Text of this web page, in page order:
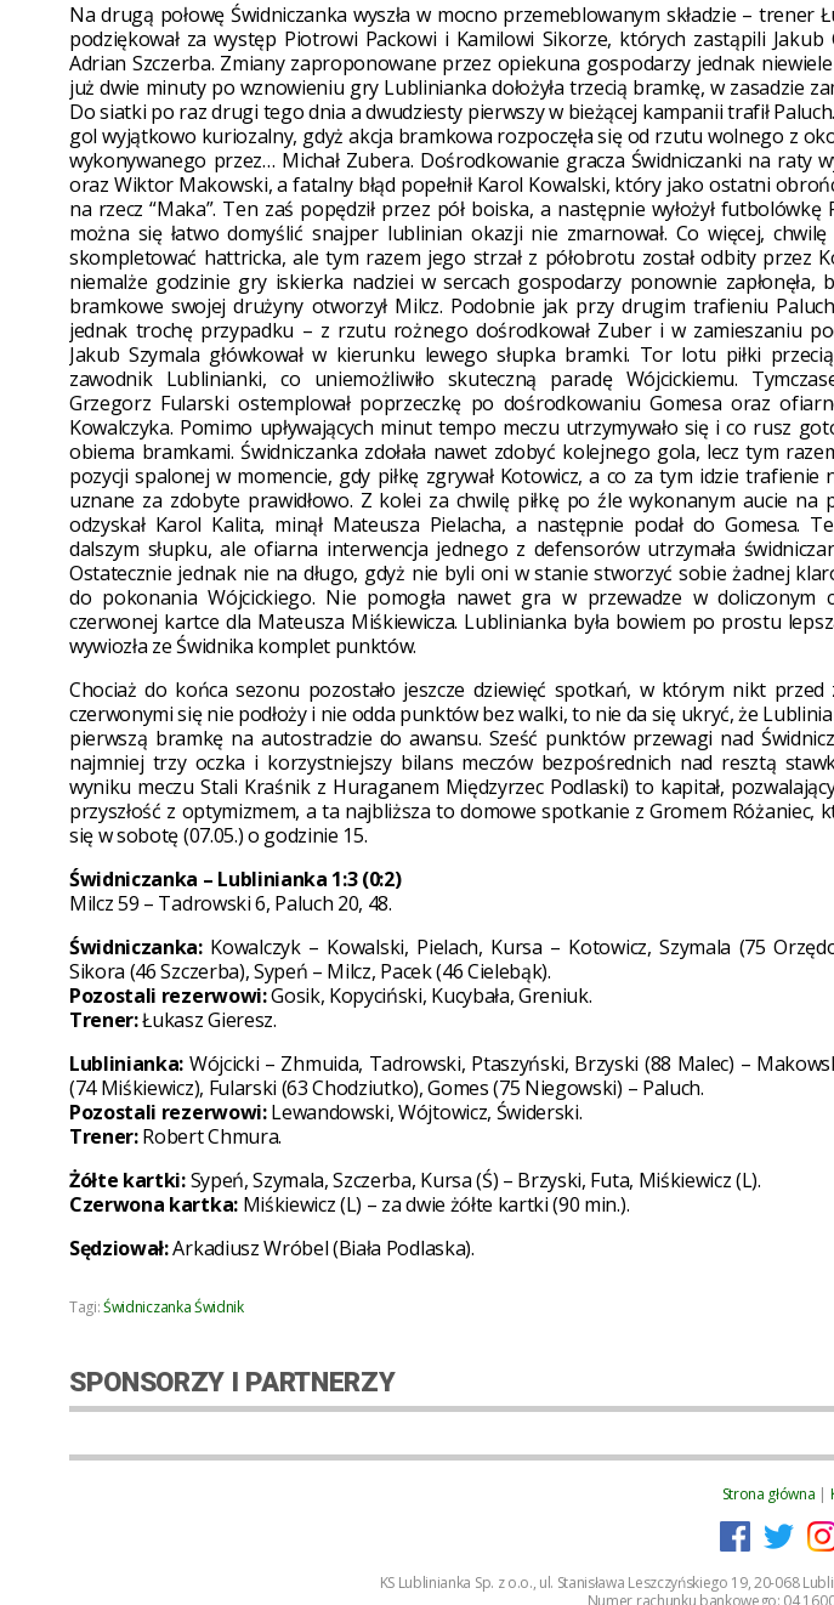
Na drugą połowę Świdniczanka wyszła w mocno przemeblowanym składzie – trener
podziękował za występ Piotrowi Packowi i Kamilowi Sikorze, których zastąpili Jakub
Adrian Szczerba. Zmiany zaproponowane przez opiekuna gospodarzy jednak niewiele
już dwie minuty po wznowieniu gry Lublinianka dołożyła trzecią bramkę, w zasadzie
Do siatki po raz drugi tego dnia a dwudziesty pierwszy w bieżącej kampanii trafił
gol wyjątkowo kuriozalny, gdyż akcja bramkowa rozpoczęła się od rzutu wolnego z
wykonywanego przez… Michał Zubera. Dośrodkowanie gracza Świdniczanki na raty
oraz Wiktor Makowski, a fatalny błąd popełnił Karol Kowalski, który jako ostatni
na rzecz “Maka”. Ten zaś popędził przez pół boiska, a następnie wyłożył futbolówkę
można się łatwo domyślić snajper lublinian okazji nie zmarnował. Co więcej, chwilę
skompletować hattricka, ale tym razem jego strzał z półobrotu został odbity przez
niemalże godzinie gry iskierka nadziei w sercach gospodarzy ponownie zapłonęła,
bramkowe swojej drużyny otworzył Milcz. Podobnie jak przy drugim trafieniu
jednak trochę przypadku – z rzutu rożnego dośrodkował Zuber i w zamieszaniu
Jakub Szymala główkował w kierunku lewego słupka bramki. Tor lotu piłki
zawodnik Lublinianki, co uniemożliwiło skuteczną paradę Wójcickiemu.
Grzegorz Fularski ostemplował poprzeczkę po dośrodkowaniu Gomesa oraz
Kowalczyka. Pomimo upływających minut tempo meczu utrzymywało się i co rusz
obiema bramkami. Świdniczanka zdołała nawet zdobyć kolejnego gola, lecz tym
pozycji spalonej w momencie, gdy piłkę zgrywał Kotowicz, a co za tym idzie trafienie
uznane za zdobyte prawidłowo. Z kolei za chwilę piłkę po źle wykonanym aucie na
odzyskał Karol Kalita, minął Mateusza Pielacha, a następnie podał do Gomesa.
dalszym słupku, ale ofiarna interwencja jednego z defensorów utrzymała
Ostatecznie jednak nie na długo, gdyż nie byli oni w stanie stworzyć sobie żadnej
do pokonania Wójcickiego. Nie pomogła nawet gra w przewadze w doliczonym
czerwonej kartce dla Mateusza Miśkiewicza. Lublinianka była bowiem po prostu
wywiozła ze Świdnika komplet punktów.
Chociaż do końca sezonu pozostało jeszcze dziewięć spotkań, w którym nikt przed
czerwonymi się nie podłoży i nie odda punktów bez walki, to nie da się ukryć, że
pierwszą bramkę na autostradzie do awansu. Sześć punktów przewagi nad
najmniej trzy oczka i korzystniejszy bilans meczów bezpośrednich nad resztą
wyniku meczu Stali Kraśnik z Huraganem Międzyrzec Podlaski) to kapitał,
przyszłość z optymizmem, a ta najbliższa to domowe spotkanie z Gromem Różaniec,
się w sobotę (07.05.) o godzinie 15.
Świdniczanka – Lublinianka 1:3 (0:2)
Milcz 59 – Tadrowski 6, Paluch 20, 48.
Świdniczanka:Kowalczyk – Kowalski, Pielach, Kursa – Kotowicz, Szymala (75
Sikora (46 Szczerba), Sypeń – Milcz, Pacek (46 Cielebąk).
Pozostali rezerwowi:Gosik, Kopyciński, Kucybała, Greniuk.
Trener:Łukasz Gieresz.
Lublinianka: Wójcicki – Zhmuida, Tadrowski, Ptaszyński, Brzyski (88 Malec) –
(74 Miśkiewicz), Fularski (63 Chodziutko), Gomes (75 Niegowski) – Paluch.
Pozostali rezerwowi:Lewandowski, Wójtowicz, Świderski.
Trener:Robert Chmura.
Żółte kartki:Sypeń, Szymala, Szczerba, Kursa (Ś) – Brzyski, Futa, Miśkiewicz (L).
Czerwona kartka:Miśkiewicz (L) – za dwie żółte kartki (90 min.).
Sędziował:Arkadiusz Wróbel (Biała Podlaska).
Tagi:Świdniczanka Świdnik
SPONSORZY I PARTNERZY
Strona główna |
KS Lublinianka Sp. z o.o., ul. Stanisława Leszczyńskiego 19, 20-068